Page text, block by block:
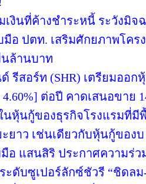
เงินที่ค้างชำระหนี้ ระวังมิ
อ ปตท. เสริมศักยภาพโคร
นล้านบาท
รีสอร์ท (SHR) เตรียมออ
4.60%] ต่อปี คาดเสนอขาย
นหุ้นกู้ของธุรกิจโรงแรมที่
ยาว เช่นเดียวกับหุ้นกู้ของบ
แสนสิริ ประกาศความร่วม
ดับซูเปอร์ลักซ์ชัวรี “ชิดลม